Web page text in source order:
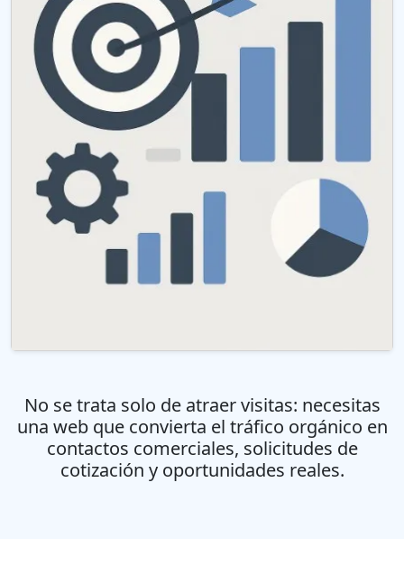
No se trata solo de atraer visitas: necesitas
una web que convierta el tráfico orgánico en
contactos comerciales, solicitudes de
cotización y oportunidades reales.